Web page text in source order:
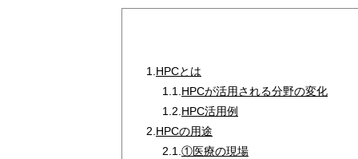
1. HPCとは
1.1. HPCが活用される分野の変化
1.2. HPC活用例
2. HPCの用途
2.1. ①医療の現場